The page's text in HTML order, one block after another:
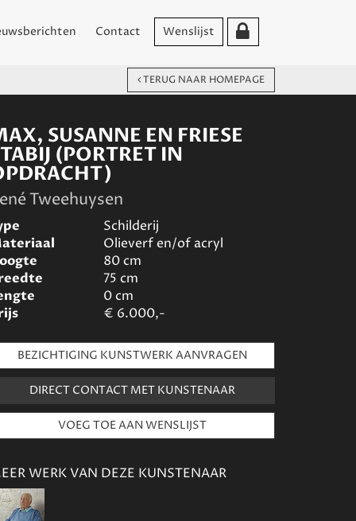
Contact Wenslijst
TERUG NAAR HOMEPAGE
SUSANNE EN FRIESE
(PORTRET IN
Tweehuysen
Schilderij
Olieverf en/of acryl
80cm
75 cm
0cm
€ 6.000,-
BEZICHTIGING KUNSTWERK AANVRAGEN
DIRECT CONTACT MET KUNSTENAAR
WERK VAN DEZE KUNSTENAAR